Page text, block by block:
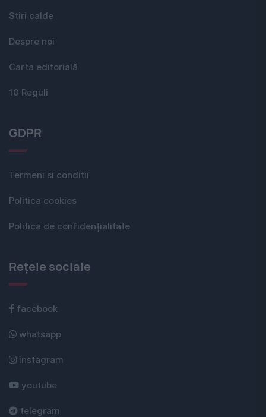
Stiri calde
Despre noi
Carta editorială
10 Reguli
GDPR
Termeni si conditii
Politica cookies
Politica de confidențialitate
Rețele sociale
facebook
whatsapp
instagram
youtube
telegram